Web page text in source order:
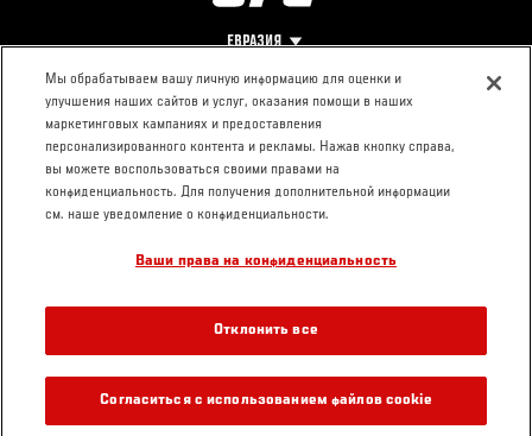
ЕВРАЗИЯ
Footer
О UFC
Про ММА
Социальная
ответственность
КОНТАКТЫ
Пресс-центр
Условия
использования
Мы обрабатываем вашу личную информацию для оценки и
улучшения наших сайтов и услуг, оказания помощи в наших
маркетинговых кампаниях и предоставления
персонализированного контента и рекламы. Нажав кнопку справа,
вы можете воспользоваться своими правами на
конфиденциальность. Для получения дополнительной информации
см. наше уведомление о конфиденциальности.
Ваши права на конфиденциальность
Отклонить все
Согласиться с использованием файлов cookie